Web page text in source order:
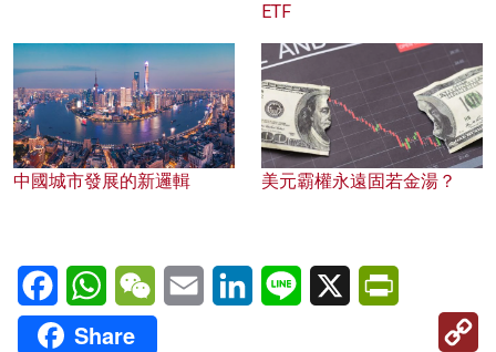
ETF
中國城市發展的新邏輯 美元霸權永遠固若金湯？
FacebookWhatsAppWeChatEmail LinkedInLine X
Share